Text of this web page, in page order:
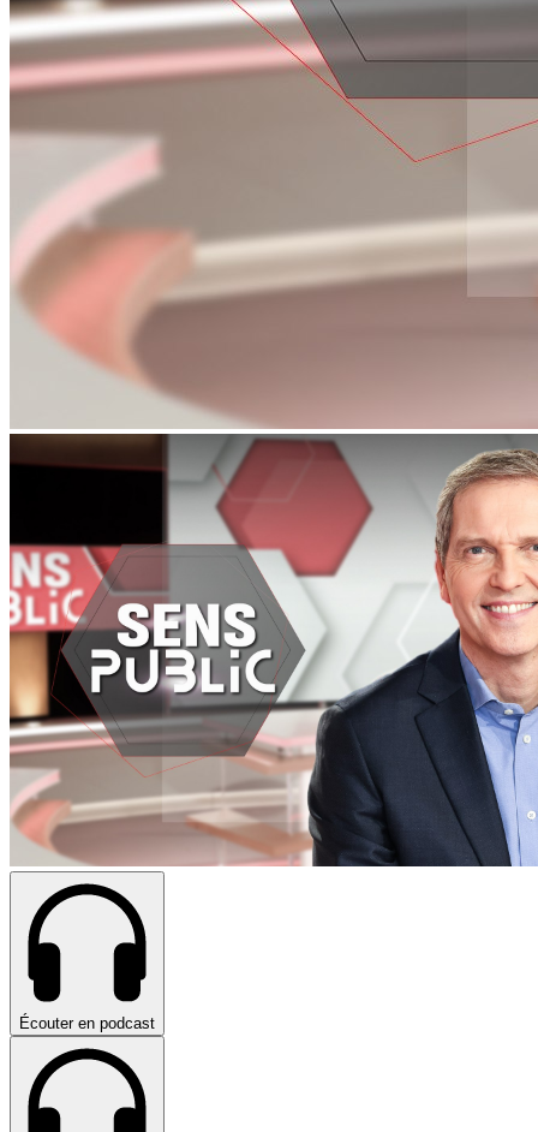
Écouter en podcast